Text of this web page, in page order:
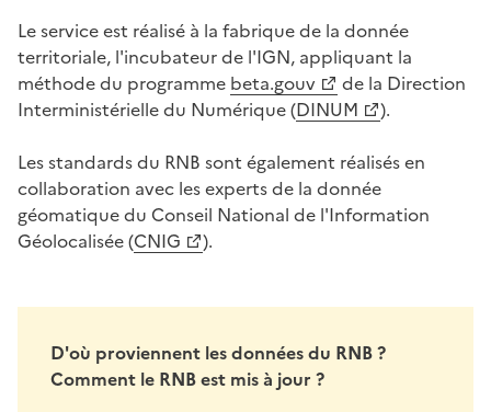
Le service est réalisé à la fabrique de la donnée
territoriale, l'incubateur de l'IGN, appliquant la
méthode du programme beta.gouv
de la Direction
Interministérielle du Numérique (DINUM
).
Les standards du RNB sont également réalisés en
collaboration avec les experts de la donnée
géomatique du Conseil National de l'Information
Géolocalisée (CNIG ).
D'où proviennent les données du RNB ?
Comment le RNB est mis à jour ?